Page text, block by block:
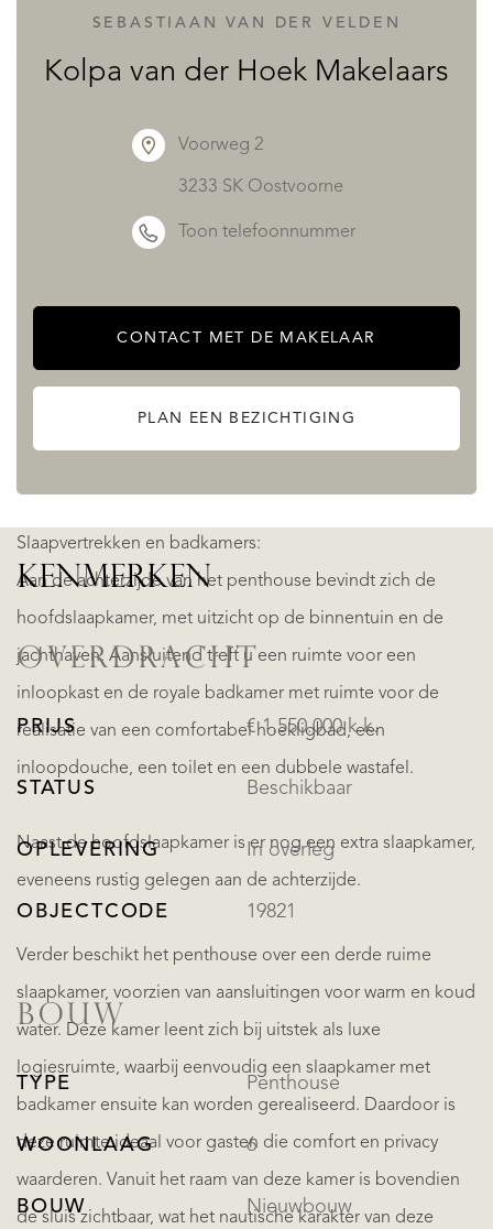
raampartijen volledig gevuld met daglicht en uitzicht.
Vanuit de woonkamer is er toegang tot één van de
genieten van het buitenleven en het panorama over het
De keukenruimte is royaal opgezet en biedt meer dan
Aangrenzend aan de keuken bevindt zich bovendien een
Slaapvertrekken en badkamers:
Aan de achterzijde van het penthouse bevindt zich de
hoofdslaapkamer, met uitzicht op de binnentuin en de
jachthaven. Aansluitend treft u een ruimte voor een
inloopkast en de royale badkamer met ruimte voor de
realisatie van een comfortabel hoekligbad, een
inloopdouche, een toilet en een dubbele wastafel.
Naast de hoofdslaapkamer is er nog een extra slaapkamer,
eveneens rustig gelegen aan de achterzijde.
Verder beschikt het penthouse over een derde ruime
slaapkamer, voorzien van aansluitingen voor warm en koud
water. Deze kamer leent zich bij uitstek als luxe
logiesruimte, waarbij eenvoudig een slaapkamer met
badkamer ensuite kan worden gerealiseerd. Daardoor is
deze ruimte ideaal voor gasten die comfort en privacy
waarderen. Vanuit het raam van deze kamer is bovendien
de sluis zichtbaar, wat het nautische karakter van deze
SEBASTIAAN VAN DER VELDEN
Kolpa van der Hoek Makelaars
Voorweg 2
3233 SK Oostvoorne
Toon telefoonnummer
CONTACT MET DE MAKELAAR
PLAN EEN BEZICHTIGING
KENMERKEN
OVERDRACHT
PRIJS € 1.550.000 k.k.
STATUS Beschikbaar
OPLEVERING In overleg
OBJECTCODE 19821
BOUW
TYPE Penthouse
WOONLAAG 6
BOUW Nieuwbouw